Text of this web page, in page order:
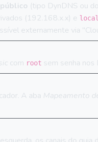
(tipo DynDNS ou
(192.168.x.x) e
externamente via
com root sem senha nos
A aba Mapeamento